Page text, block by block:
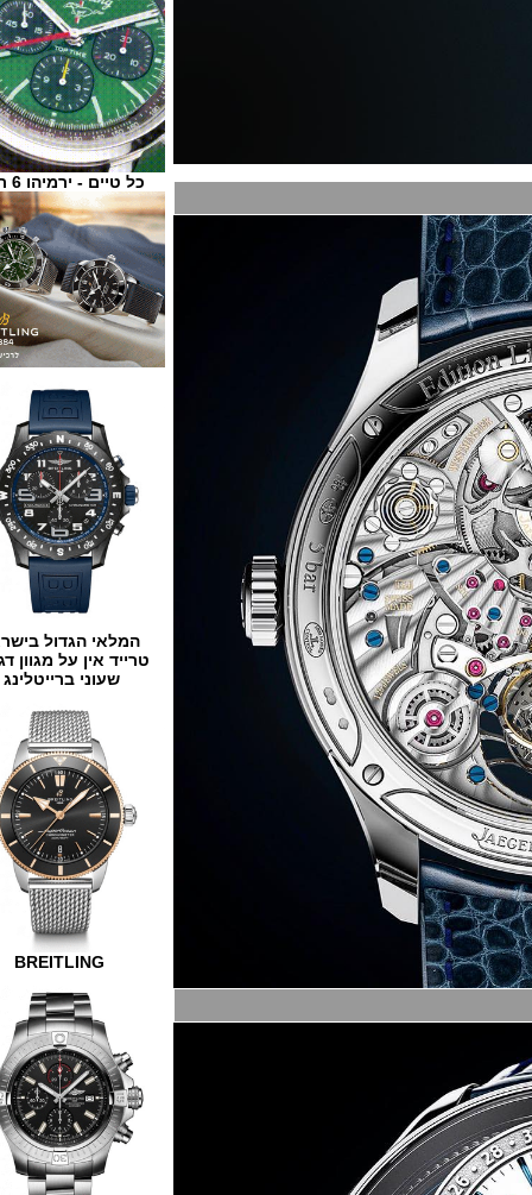
כל טיים - ירמיהו 6 ת"א
המלאי הגדול בישראל
טרייד אין על מגוון דגמים
שעוני ברייטלינג
BREITLING